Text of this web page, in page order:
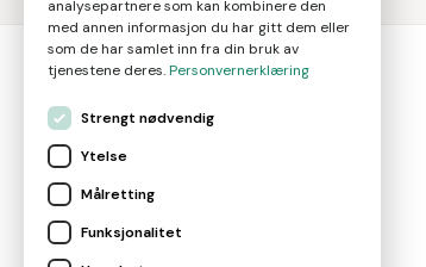
bilsmart
Gjør smarte bilvalg
analysepartnere som kan kombinere den
med annen informasjon du har gitt dem eller
som de har samlet inn fra din bruk av
tjenestene deres.Personvernerklæring
Strengt nødvendig
Ytelse
Målretting
Funksjonalitet